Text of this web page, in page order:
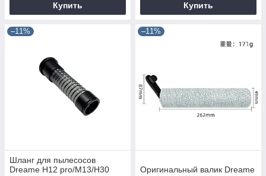
Купить Купить
–11%
Шланг для пылесосов
Dreame H12 pro/M13/H30
–11%
Оригинальный валик Dreame